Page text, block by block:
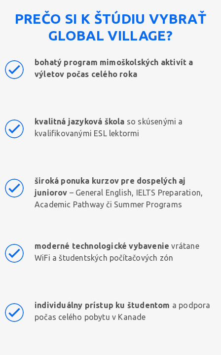
PREČO SI K ŠTÚDIU VYBRAŤ
GLOBAL VILLAGE?
bohatý program mimoškolských aktivít a
výletov počas celého roka
kvalitná jazyková škola so skúsenými a
kvalifikovanými ESL lektormi
široká ponuka kurzov pre dospelých aj
juniorov – General English, IELTS Preparation,
Academic Pathway či Summer Programs
moderné technologické vybavenie vrátane
WiFi a študentských počítačových zón
individuálny prístup ku študentom a podpora
počas celého pobytu v Kanade